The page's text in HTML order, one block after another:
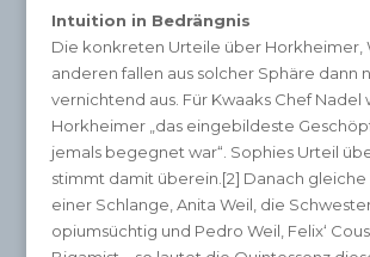
Intuition in Bedrängnis
Die konkreten Urteile über Horkheimer,
anderen fallen aus solcher Sphäre dann
vernichtend aus. Für Kwaaks Chef Nadel
Horkheimer „das eingebildeste
jemals begegnet war“. Sophies Urteil
stimmt damit überein.[2] Danach
einer Schlange, Anita Weil, die
opiumsüchtig und Pedro Weil, Felix‘